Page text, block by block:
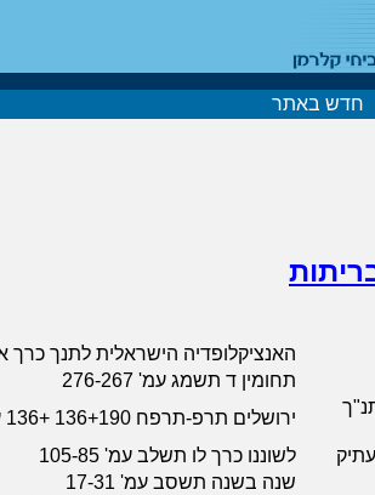
חדש באתר
האנציקלופדיה הישראלית לתנך כרך א עמ'
תחומין ד תשמג עמ' 276-267
ירושלים תרפ-תרפח 136+190 +136 עמ'
לשוננו כרך לו תשלב עמ' 105-85
שנה בשנה תשסב עמ' 17-31